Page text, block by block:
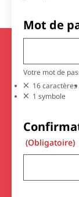
Mot de
Votre mot de
16 caractères
1 symbole
(obligatoire)